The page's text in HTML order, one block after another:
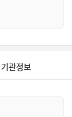
기관정보